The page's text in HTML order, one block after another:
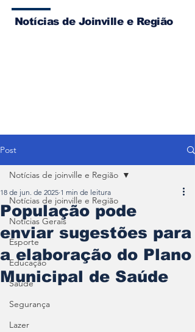
Notícias de Joinville e Região
Post
Notícias de joinville e Região
Notícias Gerais
Esporte
Educação
Saúde
Segurança
Lazer
Notícias de joinville e Região
População pode
enviar sugestões para
a elaboração do Plano
Municipal de Saúde
18 de jun. de 2025 1 min de leitura